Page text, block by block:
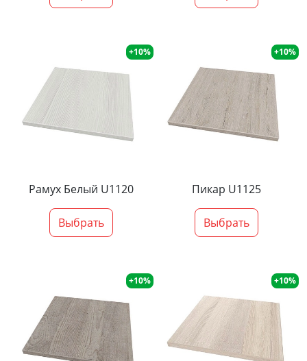
+10%
Рамух Белый U1120
Выбрать
+10%
Пикар U1125
Выбрать
+10% +10%